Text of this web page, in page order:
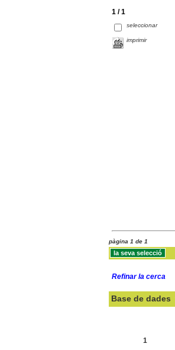
1 / 1
seleccionar
imprimir
pàgina 1 de 1
Refinar la cerca
Base de dades
1